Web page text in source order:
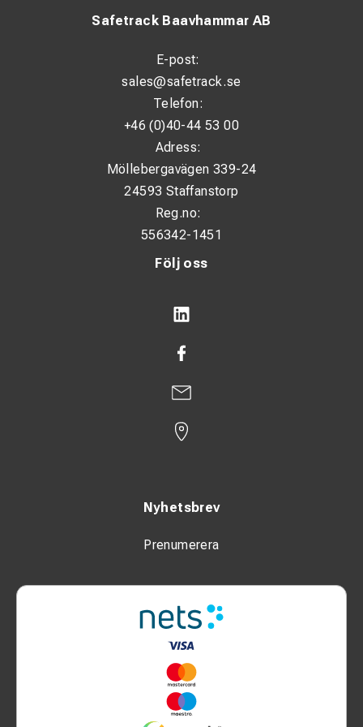
Drifttid vid 25 % belastning: upp till 8 timmar
Motor: 4-takts OHV
Bränsletank: 3,8 liter
Start: Manuell (snörstart)
Mått (L × B × H): 51 × 31 × 44 cm
Uttag & anslutningar
Säkerhet
Automatisk låg-oljeavstängning
Säkring (circuit breaker)
Service- och underhållsarbeten
Bygg- och installationsjobb
Reservkraft vid strömavbrott
Följ oss
Nyhetsbrev
Prenumerera
Safetrack Baavhammar AB
E-post:
sales@safetrack.se
Telefon:
+46 (0)40-44 53 00
Adress:
Möllebergavägen 339-24
24593 Staffanstorp
Reg.no:
556342-1451